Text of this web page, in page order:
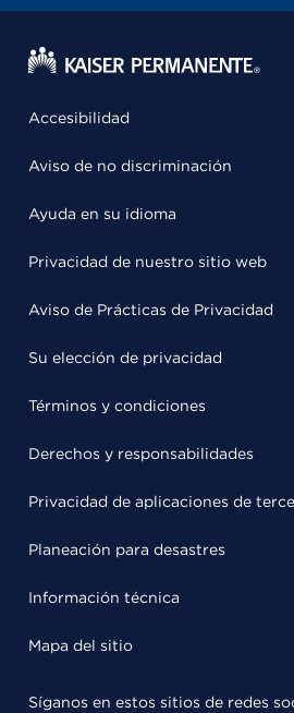
Accesibilidad
Aviso de no discriminación
Ayuda en su idioma
Privacidad de nuestro sitio web
Aviso de Prácticas de Privacidad
Su elección de privacidad
Términos y condiciones
Derechos y responsabilidades
Privacidad de aplicaciones de
Planeación para desastres
Información técnica
Mapa del sitio
Síganos en estos sitios de redes